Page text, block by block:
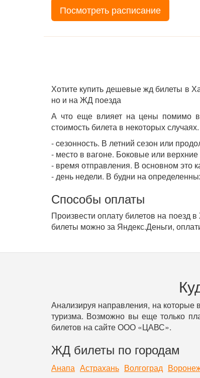
Посмотреть расписание
Хотите купить дешевые жд билеты в
но и на ЖД поезда
А что еще влияет на цены помимо
стоимость билета в некоторых
- cезонность. В летний сезон или
- место в вагоне. Боковые или
- время отправления. В основном это
- день недели. В будни на
Способы оплаты
Произвести оплату билетов на поезд
билеты можно за Яндекс.Деньги,
Анализируя направления, на
туризма. Возможно вы еще только
билетов на сайте ООО «ЦАВС».
ЖД билеты по городам
Анапа Астрахань Волгоград